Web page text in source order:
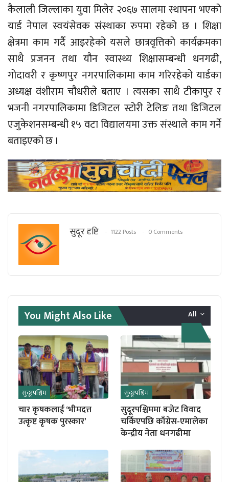
कैलाली जिल्लाका युवा मिलेर २०६७ सालमा स्थापना भएको
यार्ड नेपाल स्वयंसेवक संस्थाका रुपमा रहेको छ । शिक्षा
क्षेत्रमा काम गर्दै आइरहेको यसले छात्रवृत्तिको कार्यक्रमका
साथै प्रजनन तथा यौन स्वास्थ्य शिक्षासम्बन्धी धनगढी,
गोदावरी र कृष्णपुर नगरपालिकामा काम गरिरहेको यार्डका
अध्यक्ष वंशीराम चौधरीले बताए । त्यसका साथै टीकापुर र
भजनी नगरपालिकामा डिजिटल स्टोरी टेलिङ तथा डिजिटल
एजुकेशनसम्बन्धी १५ वटा विद्यालयमा उक्त संस्थाले काम गर्ने
बताइएको छ ।
सुदूर दृष्टि 1122 Posts 0 Comments
All
You Might Also Like
सुदूरपश्चिम
चार कृषकलाई ‘भीमदत्त
उत्कृष्ट कृषक पुरस्कार’
सुदूरपश्चिम
सुदूरपश्चिममा बजेट विवाद
चर्किएपछि काँग्रेस-एमालेका
केन्द्रीय नेता धनगढीमा